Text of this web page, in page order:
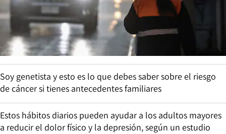
Soy genetista y esto es lo que debes saber sobre el riesgo
de cáncer si tienes antecedentes familiares
Estos hábitos diarios pueden ayudar a los adultos mayores
a reducir el dolor físico y la depresión, según un estudio